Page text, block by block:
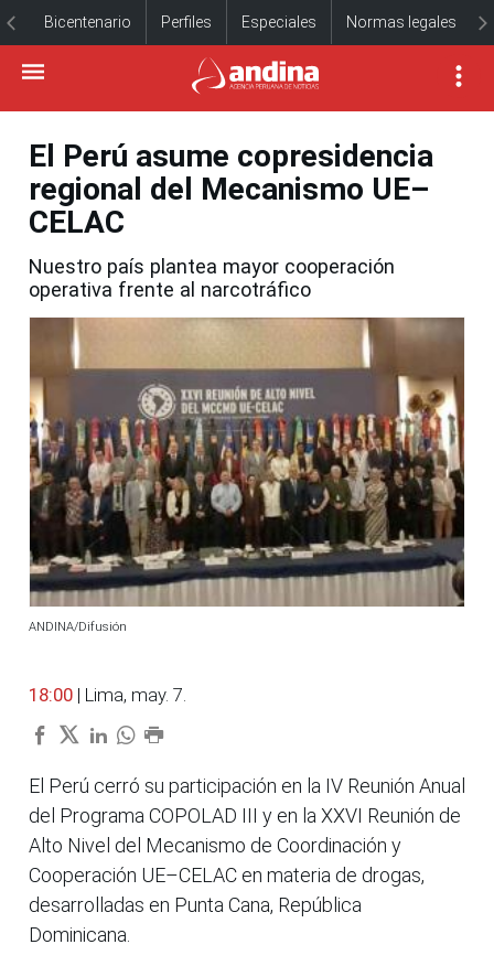
Bicentenario Perfiles Especiales Normas legales
El Perú asume copresidencia
regional del Mecanismo UE–
CELAC
Nuestro país plantea mayor cooperación
operativa frente al narcotráfico
ANDINA/Difusión
18:00 | Lima, may. 7.
El Perú cerró su participación en la IV Reunión Anual
del Programa COPOLAD III y en la XXVI Reunión de
Alto Nivel del Mecanismo de Coordinación y
Cooperación UE–CELAC en materia de drogas,
desarrolladas en Punta Cana, República
Dominicana.